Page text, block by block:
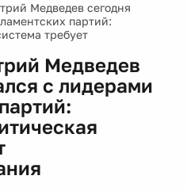
Медведев сегодня
партий:
требует
Медведев
с лидерами